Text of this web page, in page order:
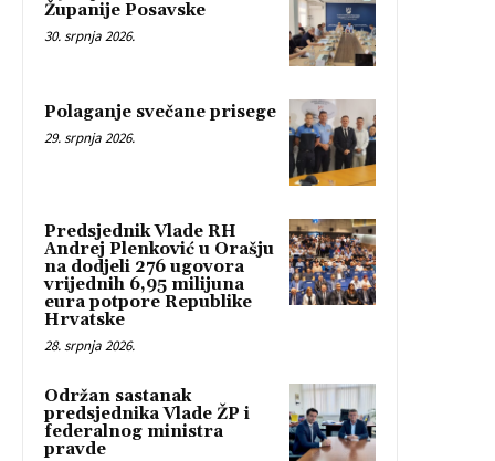
Županije Posavske
30. srpnja 2026.
Polaganje svečane prisege
29. srpnja 2026.
Predsjednik Vlade RH
Andrej Plenković u Orašju
na dodjeli 276 ugovora
vrijednih 6,95 milijuna
eura potpore Republike
Hrvatske
28. srpnja 2026.
Održan sastanak
predsjednika Vlade ŽP i
federalnog ministra
pravde